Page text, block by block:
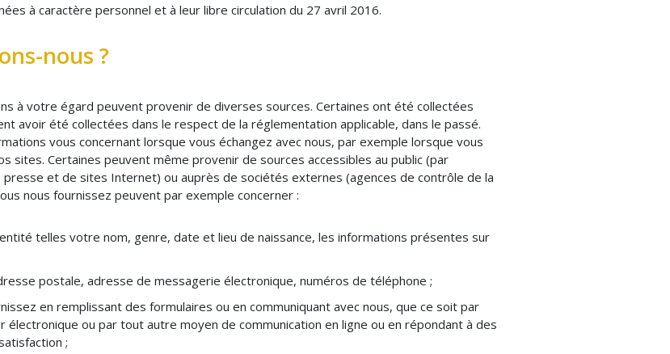
à caractère personnel et à leur libre circulation du 27 avril 2016.
nous ?
à votre égard peuvent provenir de diverses sources. Certaines ont été collectées
avoir été collectées dans le respect de la réglementation applicable, dans le passé.
vous concernant lorsque vous échangez avec nous, par exemple lorsque vous
sites. Certaines peuvent même provenir de sources accessibles au public (par
et de sites Internet) ou auprès de sociétés externes (agences de contrôle de la
nous fournissez peuvent par exemple concerner :
telles votre nom, genre, date et lieu de naissance, les informations présentes sur
postale, adresse de messagerie électronique, numéros de téléphone ;
en remplissant des formulaires ou en communiquant avec nous, que ce soit par
ou par tout autre moyen de communication en ligne ou en répondant à des
;